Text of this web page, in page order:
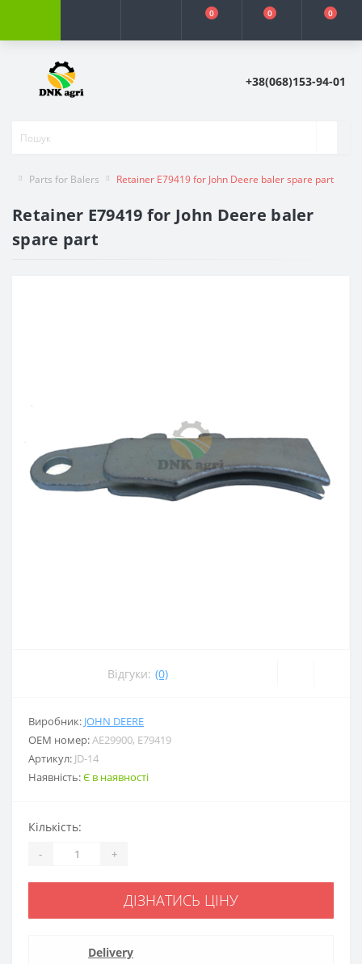
0 0 0
+38(068)153-94-01
Parts for Balers Retainer Е79419 for John Deere baler spare part
Retainer Е79419 for John Deere baler
spare part
Відгуки: (0)
Виробник: JOHN DEERE
ОЕМ номер:AE29900, E79419
Артикул: JD-14
Наявність:Є в наявності
Кількість:
- +
ДІЗНАТИСЬ ЦІНУ
Delivery